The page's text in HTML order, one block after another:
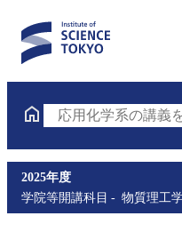
応用化学系の講義
2025年度
学院等開講科目
物質理工